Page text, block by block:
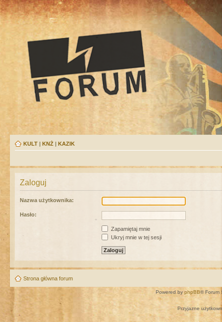
KULT | KNŻ | KAZIK
Zaloguj
Nazwa użytkownika:
Hasło:
Zapamiętaj mnie
Ukryj mnie w tej sesji
Strona główna forum
Powered by phpBB® Forum
Przyjazne